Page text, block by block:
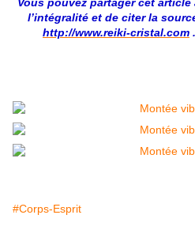
l’intégralité et de citer la
http://www.reiki-cristal.com
#Corps-Esprit